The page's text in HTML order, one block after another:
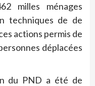
milles ménages
techniques de de
actions permis de
déplacées
du PND a été de